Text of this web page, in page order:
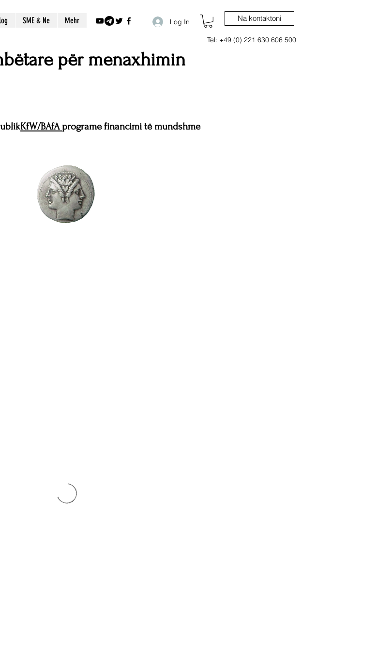
SME & Ne Mehr Log In Na kontaktoni
Tel: +49 (0) 221 630 606 500
për menaxhimin
KfW/BAfA programe financimi të mundshme